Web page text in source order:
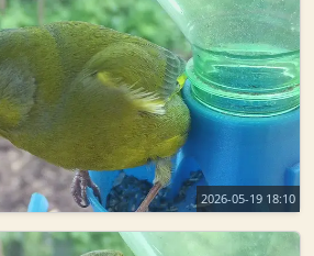
2026-05-19 18:10